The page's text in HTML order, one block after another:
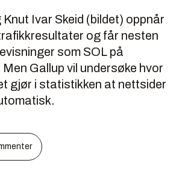
Ivar Skeid (bildet) oppnår
og får nesten
som SOL på
Gallup vil undersøke hvor
gjør i statistikken at nettsider